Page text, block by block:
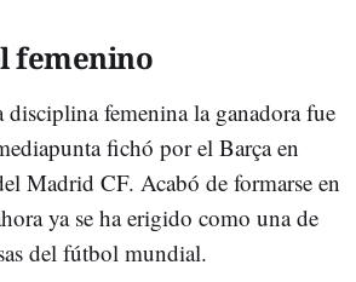
femenino
femenina la ganadora fue
fichó por el Barça en
Madrid CF. Acabó de formarse en
ya se ha erigido como una de
del fútbol mundial.